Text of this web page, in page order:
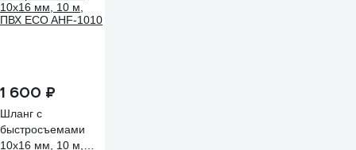
1 600 ₽
Шланг с
быстросъемами
10х16 мм, 10 м,